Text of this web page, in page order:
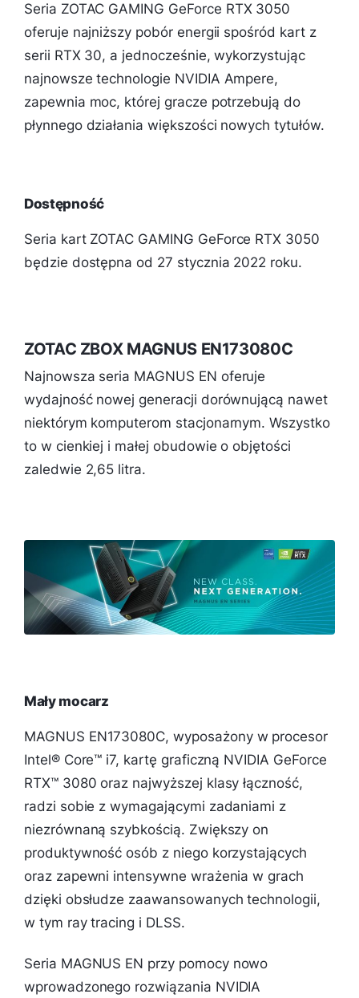
Seria ZOTAC GAMING GeForce RTX 3050
oferuje najniższy pobór energii spośród kart z
serii RTX 30, a jednocześnie, wykorzystując
najnowsze technologie NVIDIA Ampere,
zapewnia moc, której gracze potrzebują do
płynnego działania większości nowych tytułów.
Dostępność
Seria kart ZOTAC GAMING GeForce RTX 3050
będzie dostępna od 27 stycznia 2022 roku.
ZOTAC ZBOX MAGNUS EN173080C
Najnowsza seria MAGNUS EN oferuje
wydajność nowej generacji dorównującą nawet
niektórym komputerom stacjonarnym. Wszystko
to w cienkiej i małej obudowie o objętości
zaledwie 2,65 litra.
Mały mocarz
MAGNUS EN173080C, wyposażony w procesor
Intel® Core™ i7, kartę graficzną NVIDIA GeForce
RTX™ 3080 oraz najwyższej klasy łączność,
radzi sobie z wymagającymi zadaniami z
niezrównaną szybkością. Zwiększy on
produktywność osób z niego korzystających
oraz zapewni intensywne wrażenia w grach
dzięki obsłudze zaawansowanych technologii,
w tym ray tracing i DLSS.
Seria MAGNUS EN przy pomocy nowo
wprowadzonego rozwiązania NVIDIA